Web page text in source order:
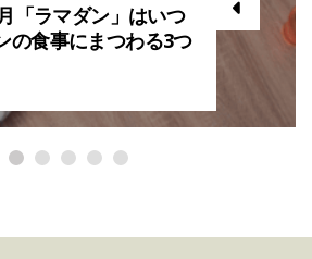
「ラマダン」はいつ
の食事にまつわる3つ